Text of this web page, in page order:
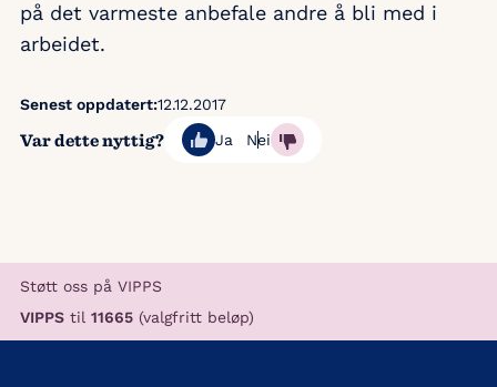
på det varmeste anbefale andre å bli med i
arbeidet.
Var dette nyttig? Ja Nei
Senest oppdatert:12.12.2017
Støtt oss på VIPPS
VIPPS til 11665 (valgfritt beløp)